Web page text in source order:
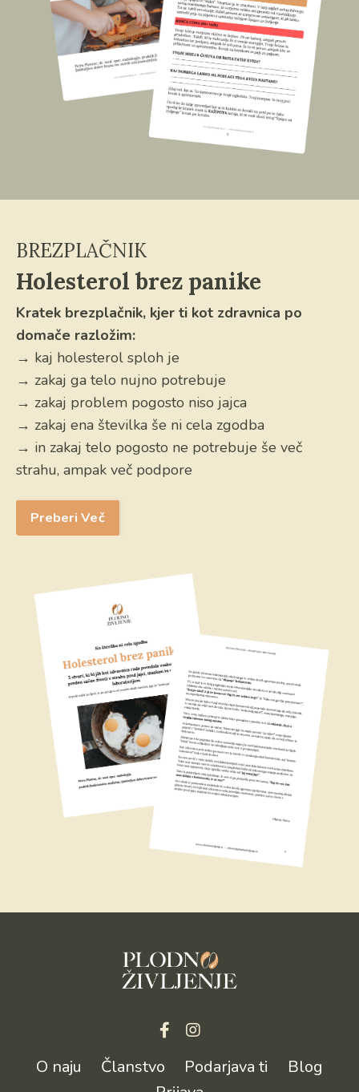
BREZPLAČNIK
Holesterol brez panike
Kratek brezplačnik, kjer ti kot zdravnica po
domače razložim:
→ kaj holesterol sploh je
→ zakaj ga telo nujno potrebuje
→ zakaj problem pogosto niso jajca
→ zakaj ena številka še ni cela zgodba
→ in zakaj telo pogosto ne potrebuje še več
strahu, ampak več podpore
Preberi Več
O naju Članstvo Podarjava ti
Blog